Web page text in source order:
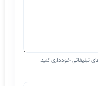
تبلیغاتی خودداری کنید.